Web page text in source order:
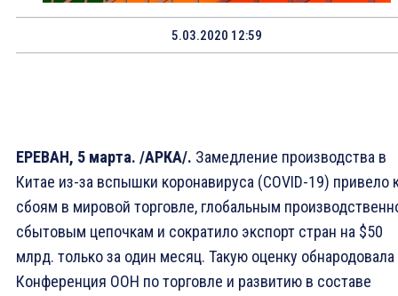
5.03.2020 12:59
ЕРЕВАН, 5 марта. /АРКА/. Замедление производства в
Китае из-за вспышки коронавируса (COVID-19) привело
сбоям в мировой торговле, глобальным
сбытовым цепочкам и сократило экспорт стран на $50
млрд. только за один месяц. Такую оценку обнародовала
Конференция ООН по торговле и развитию в составе